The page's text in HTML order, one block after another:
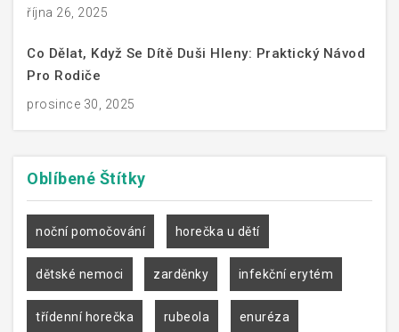
října 26, 2025
Co Dělat, Když Se Dítě Duši Hleny: Praktický Návod
Pro Rodiče
prosince 30, 2025
Oblíbené Štítky
noční pomočování horečka u dětí
dětské nemoci zarděnky infekční erytém
třídenní horečka rubeola enuréza